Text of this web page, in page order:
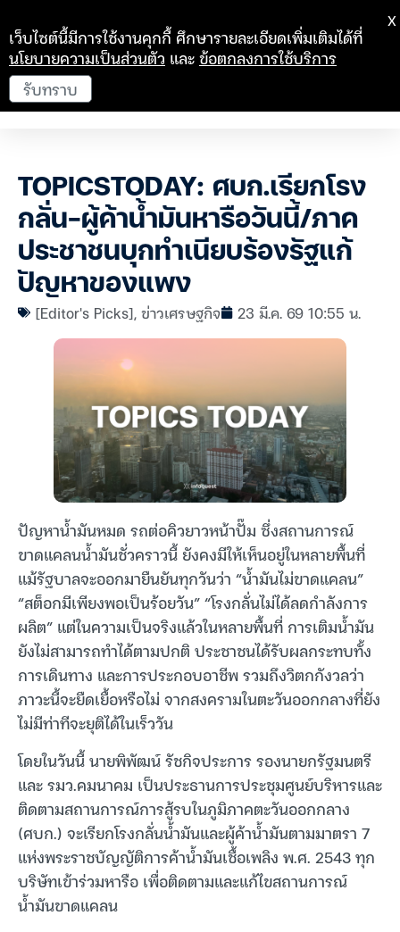
TOPICSTODAY: ศบก.เรียกโรง
กลั่น-ผู้ค้าน้ำมันหารือวันนี้/ภาค
ประชาชนบุกทำเนียบร้องรัฐแก้
ปัญหาของแพง
[Editor's Picks],ข่าวเศรษฐกิจ 23 มี.ค. 69 10:55 น.
ปัญหาน้ำมันหมด รถต่อคิวยาวหน้าปั๊ม ซึ่งสถานการณ์
ขาดแคลนน้ำมันชั่วคราวนี้ ยังคงมีให้เห็นอยู่ในหลายพื้นที่
แม้รัฐบาลจะออกมายืนยันทุกวันว่า “น้ำมันไม่ขาดแคลน”
“สต็อกมีเพียงพอเป็นร้อยวัน” “โรงกลั่นไม่ได้ลดกำลังการ
ผลิต” แต่ในความเป็นจริงแล้วในหลายพื้นที่ การเติมน้ำมัน
ยังไม่สามารถทำได้ตามปกติ ประชาชนได้รับผลกระทบทั้ง
การเดินทาง และการประกอบอาชีพ รวมถึงวิตกกังวลว่า
ภาวะนี้จะยืดเยื้อหรือไม่ จากสงครามในตะวันออกกลางที่ยัง
ไม่มีท่าทีจะยุติได้ในเร็ววัน
โดยในวันนี้ นายพิพัฒน์ รัชกิจประการ รองนายกรัฐมนตรี
และ รมว.คมนาคม เป็นประธานการประชุมศูนย์บริหารและ
ติดตามสถานการณ์การสู้รบในภูมิภาคตะวันออกกลาง
(ศบก.) จะเรียกโรงกลั่นน้ำมันและผู้ค้าน้ำมันตามมาตรา 7
แห่งพระราชบัญญัติการค้าน้ำมันเชื้อเพลิง พ.ศ. 2543 ทุก
บริษัทเข้าร่วมหารือ เพื่อติดตามและแก้ไขสถานการณ์
น้ำมันขาดแคลน
เว็บไซต์นี้มีการใช้งานคุกกี้ ศึกษารายละเอียดเพิ่มเติมได้ที่
นโยบายความเป็นส่วนตัว และข้อตกลงการใช้บริการ
รับทราบ
X